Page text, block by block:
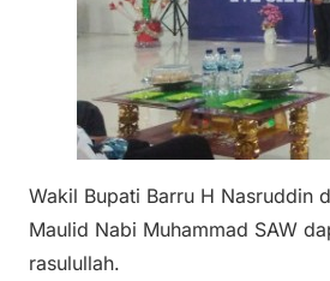
Wakil Bupati Barru H Nasruddin
Maulid Nabi Muhammad SAW
rasulullah.